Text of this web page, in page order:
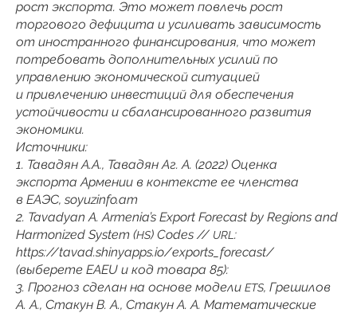
рост экспорта. Это может повлечь рост
торгового дефицита и усиливать зависимость
от иностранного финансирования, что может
потребовать дополнительных усилий по
управлению экономической ситуацией
и привлечению инвестиций для обеспечения
устойчивости и сбалансированного развития
экономики.
Источники:
1. Тавадян А.А., Тавадян Аг. А. (2022) Оценка
экспорта Армении в контексте ее членства
в ЕАЭС, soyuzinfo.am
2. Tavadyan A. Armenia’s Export Forecast by Regions and
Harmonized System (HS) Codes // URL :
https://tavad.shinyapps.io/exports_forecast/
(выберете ЕAEU и код товара 85):
3. Прогноз сделан на основе модели ETS, Грешилов
А. А., Стакун В. А., Стакун А. А. Математические